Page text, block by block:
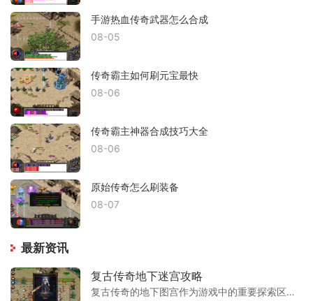
手游热血传奇武器怎么合成
08-05
传奇霸主如何刷元宝最快
08-06
传奇霸主神器合成技巧大全
08-06
原始传奇怎么刷装备
08-07
最新资讯
复古传奇地下迷宫攻略
复古传奇的地下图宫作为游戏中的重要探索区域，通常位于特定地图深处，玩家需完成前置任务或满足等级条件才能进入。迷宫内部通常被设计为多层结构，每层都分布着不同等级的怪